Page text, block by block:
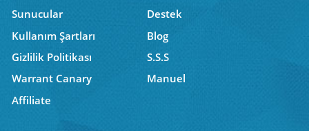
Sunucular
Destek
Kullanım Şartları
Blog
Gizlilik Politikası
S.S.S
Warrant Canary
Manuel
Affiliate